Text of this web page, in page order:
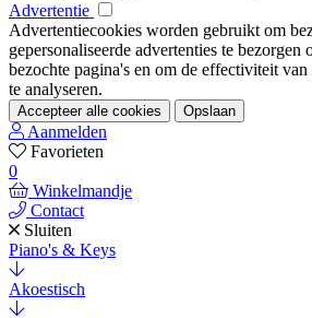
Advertentie
Advertentiecookies worden gebruikt om
gepersonaliseerde advertenties te bezorgen
bezochte pagina's en om de effectiviteit
te analyseren.
Accepteer alle cookies Opslaan
Aanmelden
Favorieten
0
Winkelmandje
Contact
Sluiten
Piano's & Keys
Akoestisch